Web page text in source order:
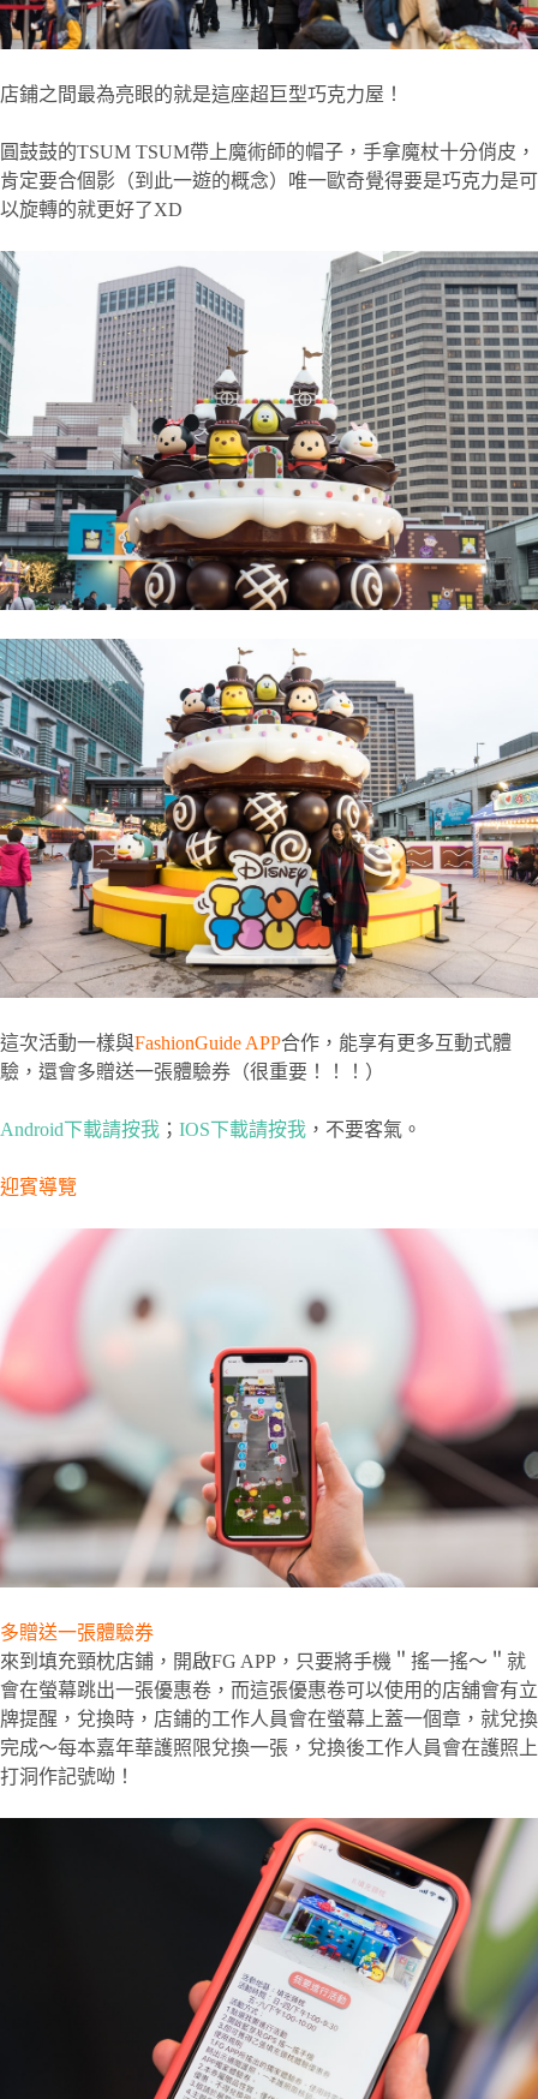
店鋪之間最為亮眼的就是這座超巨型巧克力屋！
圓鼓鼓的TSUM TSUM帶上魔術師的帽子，手拿魔杖十分俏皮，
肯定要合個影（到此一遊的概念）唯一歐奇覺得要是巧克力是可
以旋轉的就更好了XD
這次活動一樣與FashionGuide APP合作，能享有更多互動式體
驗，還會多贈送一張體驗券（很重要！！！）
Android下載請按我 ； IOS下載請按我 ，不要客氣。
迎賓導覽
多贈送一張體驗券
來到填充頸枕店鋪，開啟FG APP，只要將手機＂搖一搖～＂就
會在螢幕跳出一張優惠卷，而這張優惠卷可以使用的店舖會有立
牌提醒，兌換時，店鋪的工作人員會在螢幕上蓋一個章，就兌換
完成～每本嘉年華護照限兌換一張，兌換後工作人員會在護照上
打洞作記號呦！